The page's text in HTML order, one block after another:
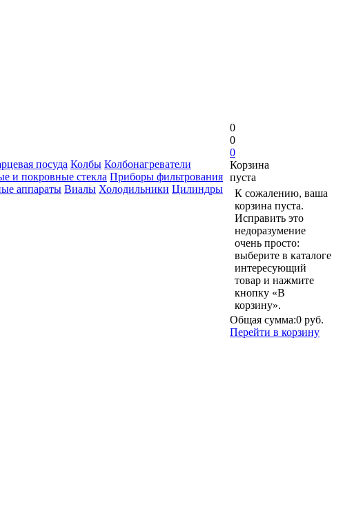
посуда Колбы Колбонагреватели
и покровные стекла Приборы фильтрования
аппараты Виалы Холодильники Цилиндры
0
0
0
Корзина
пуста
К сожалению, ваша
корзина пуста.
Исправить это
недоразумение
очень просто:
выберите в каталоге
интересующий
товар и нажмите
кнопку «В
корзину».
Общая сумма:0 руб.
Перейти в корзину